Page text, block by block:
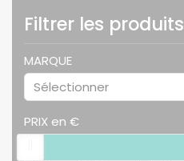
Filtrer les produits
MARQUE
Sélectionner
PRIX en €